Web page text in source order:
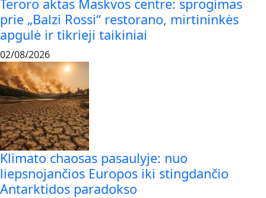
Teroro aktas Maskvos centre: sprogimas
prie „Balzi Rossi“ restorano, mirtininkės
apgulė ir tikrieji taikiniai
02/08/2026
Klimato chaosas pasaulyje: nuo
liepsnojančios Europos iki stingdančio
Antarktidos paradokso